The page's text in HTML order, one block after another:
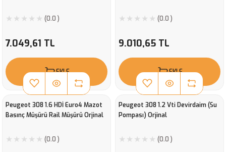
(0.0 )
7.049,61 TL
EKLE
(0.0 )
9.010,65 TL
EKLE
Peugeot 308 1.6 HDİ Euro4 Mazot
Basınç Müşürü Rail Müşürü Orjinal
(0.0 )
Peugeot 308 1.2 Vti Devirdaim (Su
Pompası) Orjinal
(0.0 )